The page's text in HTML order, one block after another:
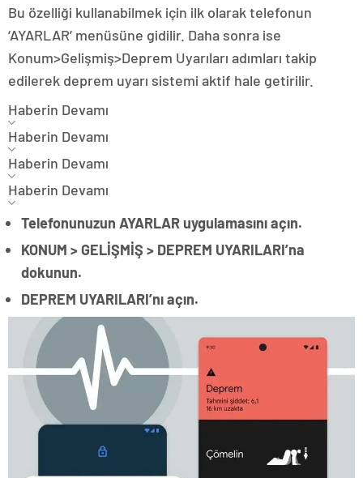
Bu özelliği kullanabilmek için ilk olarak telefonun
‘AYARLAR’ menüsüne gidilir. Daha sonra ise
Konum>Gelişmiş>Deprem Uyarıları adımları takip
edilerek deprem uyarı sistemi aktif hale getirilir.
Haberin Devamı
Haberin Devamı
Haberin Devamı
Haberin Devamı
Telefonunuzun AYARLAR uygulamasını açın.
KONUM > GELİŞMİŞ > DEPREM UYARILARI’na
dokunun.
DEPREM UYARILARI’nı açın.